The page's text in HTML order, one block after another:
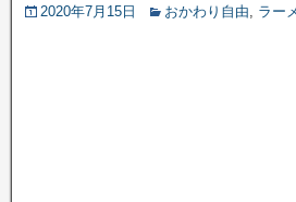
2020年7月15日 おかわり自由, ラー